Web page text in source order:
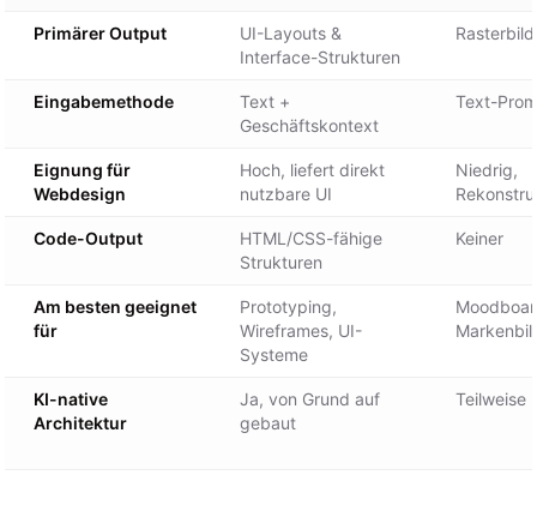
Primärer Output
UI-Layouts &
Interface-Strukturen
Eingabemethode
Text +
Geschäftskontext
Text-
Eignung für
Webdesign
Hoch, liefert direkt
nutzbare UI
Niedrig,
Code-Output
HTML/CSS-fähige
Strukturen
Keiner
Am besten geeignet
für
Prototyping,
Wireframes, UI-
Systeme
KI-native
Architektur
Ja, von Grund auf
gebaut
Teilweise